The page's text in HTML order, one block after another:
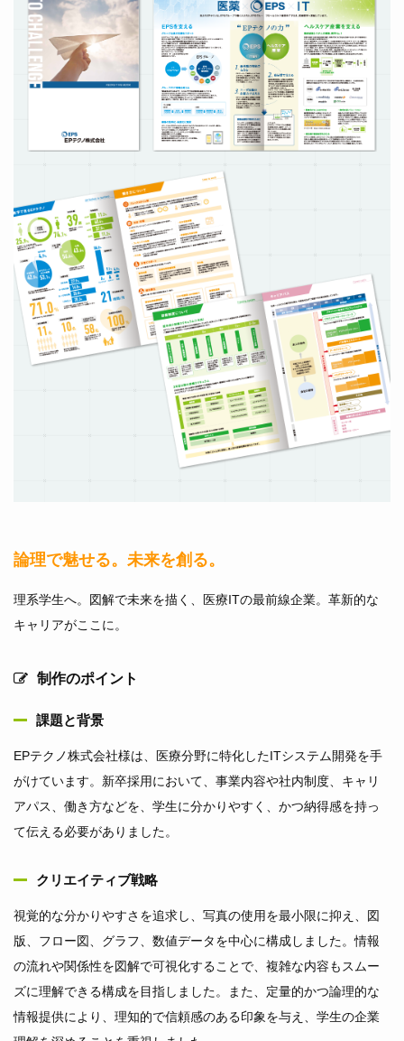
論理で魅せる。未来を創る。
理系学生へ。図解で未来を描く、医療ITの最前線企業。革新的な
キャリアがここに。
制作のポイント
課題と背景
EPテクノ株式会社様は、医療分野に特化したITシステム開発を手
がけています。新卒採用において、事業内容や社内制度、キャリ
アパス、働き方などを、学生に分かりやすく、かつ納得感を持っ
て伝える必要がありました。
クリエイティブ戦略
視覚的な分かりやすさを追求し、写真の使用を最小限に抑え、図
版、フロー図、グラフ、数値データを中心に構成しました。情報
の流れや関係性を図解で可視化することで、複雑な内容もスムー
ズに理解できる構成を目指しました。また、定量的かつ論理的な
情報提供により、理知的で信頼感のある印象を与え、学生の企業